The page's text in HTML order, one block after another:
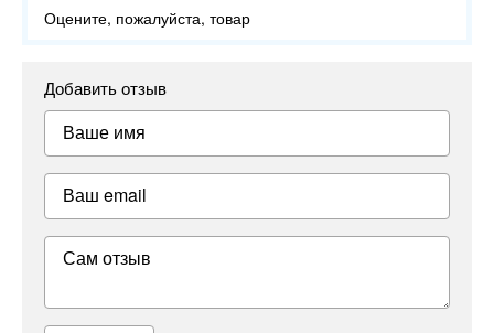
Оцените, пожалуйста, товар
Добавить отзыв
Ваше имя
Ваш email
Сам отзыв